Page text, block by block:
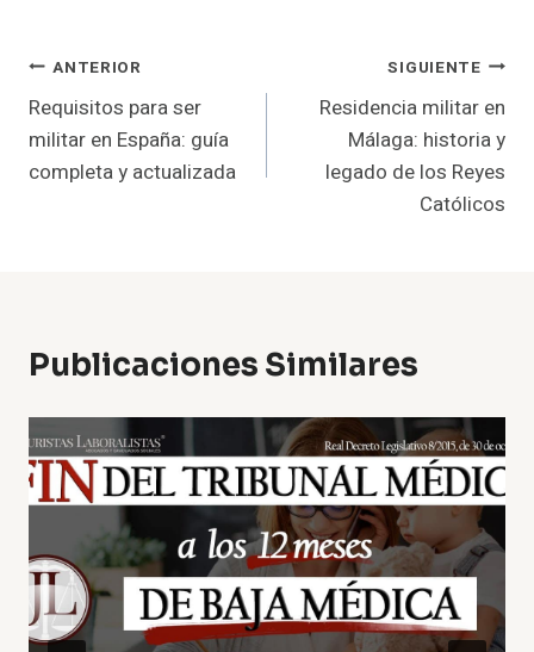
Navegación
De
Entradas
ANTERIOR
Requisitos para ser
militar en España: guía
completa y actualizada
SIGUIENTE
Residencia militar en
Málaga: historia y
legado de los Reyes
Católicos
Publicaciones Similares